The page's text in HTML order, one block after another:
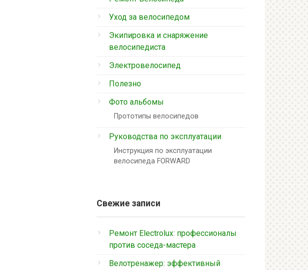
Уход за велосипедом
Экипировка и снаряжение
велосипедиста
Электровелосипед
Полезно
Фото альбомы
Прототипы велосипедов
Руководства по эксплуатации
Инструкция по эксплуатации
велосипеда FORWARD
Свежие записи
Ремонт Electrolux: профессионалы
против соседа-мастера
Велотренажер: эффективный